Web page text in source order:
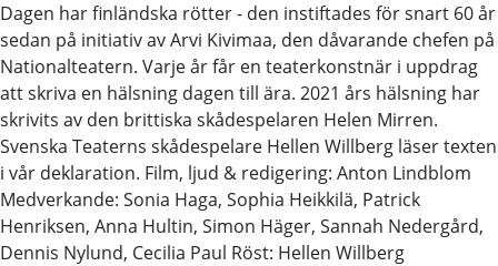
Dagen har finländska rötter - den instiftades för snart 60 år
sedan på initiativ av Arvi Kivimaa, den dåvarande chefen på
Nationalteatern. Varje år får en teaterkonstnär i uppdrag
att skriva en hälsning dagen till ära. 2021 års hälsning har
skrivits av den brittiska skådespelaren Helen Mirren.
Svenska Teaterns skådespelare Hellen Willberg läser texten
i vår deklaration. Film, ljud & redigering: Anton Lindblom
Medverkande: Sonia Haga, Sophia Heikkilä, Patrick
Henriksen, Anna Hultin, Simon Häger, Sannah Nedergård,
Dennis Nylund, Cecilia Paul Röst: Hellen Willberg